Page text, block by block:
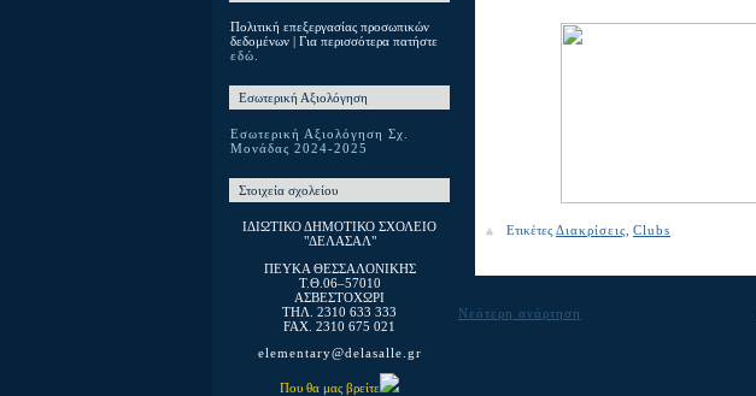
Πολιτική επεξεργασίας προσωπικών
δεδομένων | Για περισσότερα πατήστε
εδώ.
Εσωτερική Αξιολόγηση
Εσωτερική Αξιολόγηση Σχ.
Μονάδας 2024-2025
Στοιχεία σχολείου
ΙΔΙΩΤΙΚΟ ΔΗΜΟΤΙΚΟ ΣΧΟΛΕΙΟ
"ΔΕΛΑΣΑΛ"
ΠΕΥΚΑ ΘΕΣΣΑΛΟΝΙΚΗΣ
T.Θ.06–57010
ΑΣΒΕΣΤΟΧΩΡΙ
ΤΗΛ. 2310 633 333
FAX. 2310 675 021
elementary@delasalle.gr
Που θα μας βρείτε
Ετικέτες Διακρίσεις Clubs
Νεότερη ανάρτηση